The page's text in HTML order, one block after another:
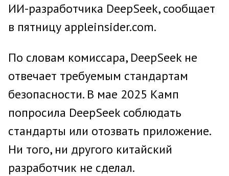
ИИ-разработчика DeepSeek, сообщает
в пятницу appleinsider.com.
По словам комиссара, DeepSeek не
отвечает требуемым стандартам
безопасности. В мае 2025 Камп
попросила DeepSeek соблюдать
стандарты или отозвать приложение.
Ни того, ни другого китайский
разработчик не сделал.